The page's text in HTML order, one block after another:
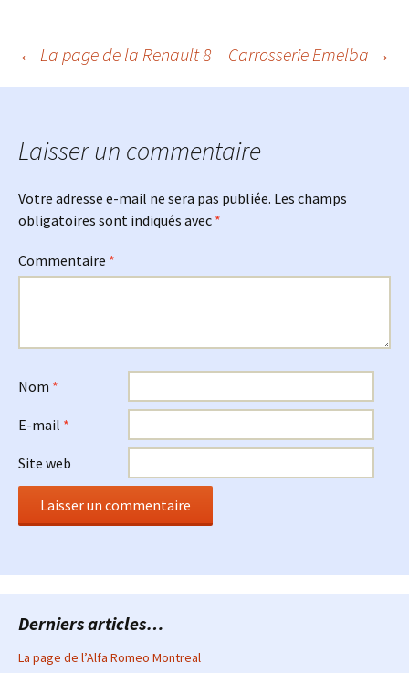
Navigation
articles
← La page de la Renault 8 Carrosserie Emelba →
Laisser un commentaire
Votre adresse e-mail ne sera pas publiée. Les champs
obligatoires sont indiqués avec *
Commentaire *
Nom *
E-mail *
Site web
Derniers articles…
La page de l’Alfa Romeo Montreal